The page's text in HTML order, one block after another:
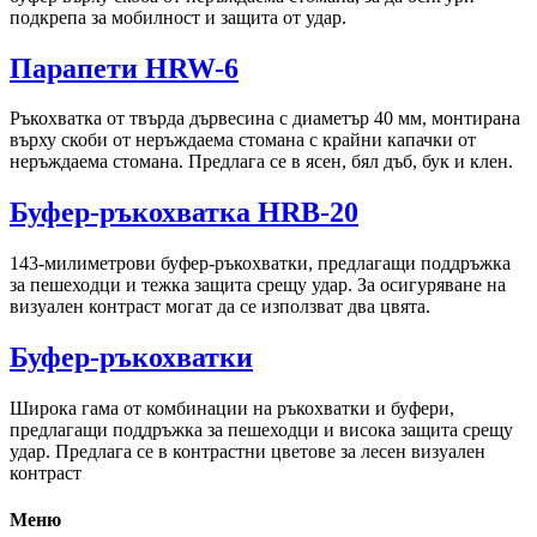
подкрепа за мобилност и защита от удар.
Парапети HRW-6
Ръкохватка от твърда дървесина с диаметър 40 мм, монтирана
върху скоби от неръждаема стомана с крайни капачки от
неръждаема стомана. Предлага се в ясен, бял дъб, бук и клен.
Буфер-ръкохватка HRB-20
143-милиметрови буфер-ръкохватки, предлагащи поддръжка
за пешеходци и тежка защита срещу удар. За осигуряване на
визуален контраст могат да се използват два цвята.
Буфер-ръкохватки
Широка гама от комбинации на ръкохватки и буфери,
предлагащи поддръжка за пешеходци и висока защита срещу
удар. Предлага се в контрастни цветове за лесен визуален
контраст
Меню